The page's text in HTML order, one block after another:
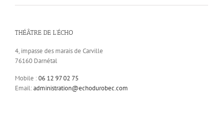
THÉÂTRE DE L’ÉCHO
4, impasse des marais de Carville
76160 Darnétal
Mobile :06 12 97 02 75
Email:administration@echodurobec.com